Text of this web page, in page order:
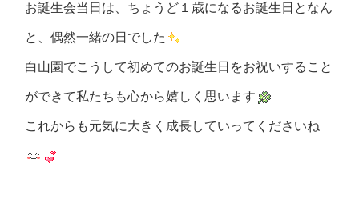
お誕生会当日は、ちょうど１歳になるお誕生日となん
と、偶然一緒の日でした
白山園でこうして初めてのお誕生日をお祝いすること
ができて私たちも心から嬉しく思います
これからも元気に大きく成長していってくださいね